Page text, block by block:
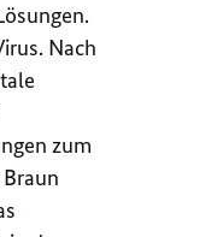
Nach
zum